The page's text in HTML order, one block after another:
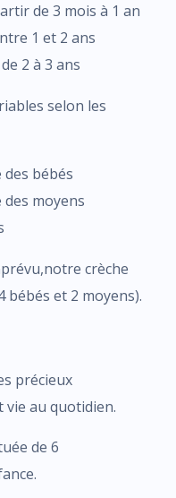
de 3 mois à 1 an
1 et 2 ans
de 2 à 3 ans
selon les
bébés
moyens
crèche
bébés et 2 moyens).
précieux
au quotidien.
de 6